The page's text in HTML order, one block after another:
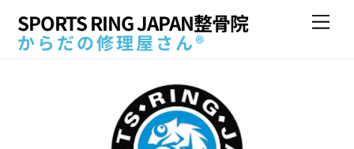
SPORTS RING JAPAN整骨院
からだの修理屋さん®